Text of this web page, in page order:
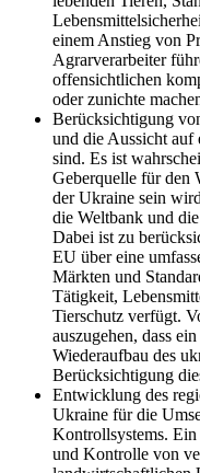
einem Anstieg von
Agrarverarbeiter
offensichtlichen
oder zunichte
Berücksichtigung
und die Aussicht
sind. Es ist
Geberquelle für den
der Ukraine sein
die Weltbank und
Dabei ist zu
EU über eine
Märkten und
Tätigkeit,
Tierschutz verfügt.
auszugehen, dass
Wiederaufbau des
Berücksichtigung
Entwicklung des
Ukraine für die
Kontrollsystems. Ein
und Kontrolle von